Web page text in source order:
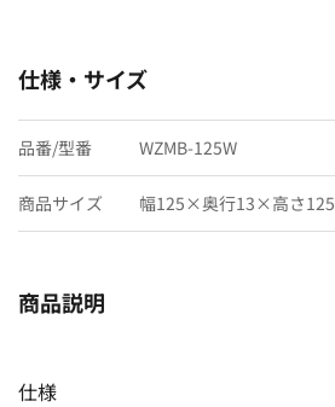
仕様・サイズ
品番/型番 WZMB-125W
商品サイズ 幅125×奥行13×高さ125
商品説明
仕様